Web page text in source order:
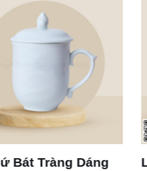
Ly Sứ Trắng Bát Tràng